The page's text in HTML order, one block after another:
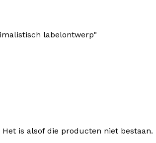
labelontwerp"
is alsof die producten niet bestaan.